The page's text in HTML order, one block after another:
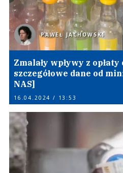
PAWEŁ JACHOWSKI
Zmalały wpływy z opłaty
szczegółowe dane od
NAS]
16.04.2024 / 13:53